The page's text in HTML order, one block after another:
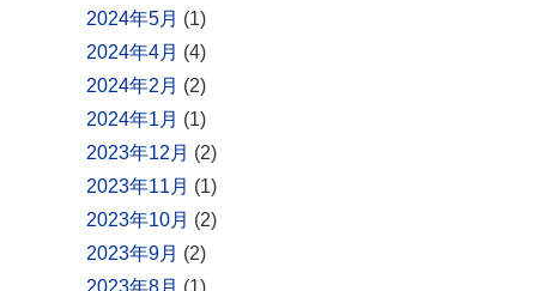
2024年5月 (1)
2024年4月 (4)
2024年2月 (2)
2024年1月 (1)
2023年12月 (2)
2023年11月 (1)
2023年10月 (2)
2023年9月 (2)
2023年8月 (1)